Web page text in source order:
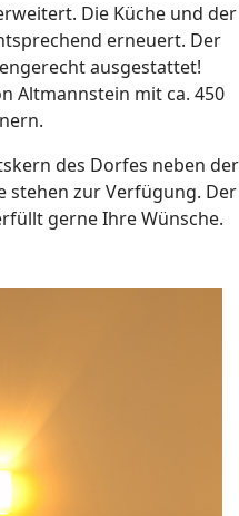
Die Küche und der
erneuert. Der
ausgestattet!
Altmannstein mit ca. 450
des Dorfes neben der
stehen zur Verfügung. Der
gerne Ihre Wünsche.